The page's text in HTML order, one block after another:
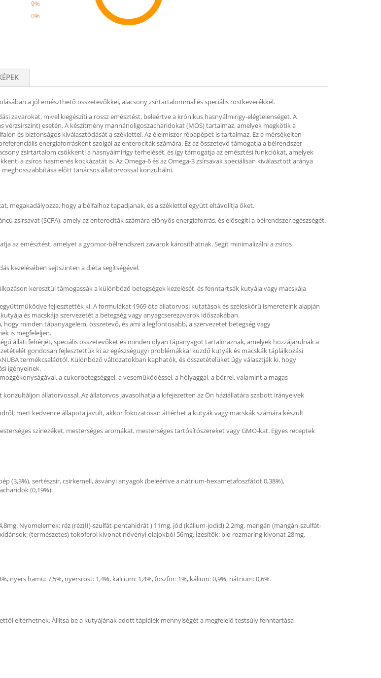
9%
0%
a jól emészthető összetevőkkel, alacsony zsírtartalommal és speciális rostkeverékkel.
zavarokat, mivel kiegészíti a rossz emésztést, beleértve a krónikus hasnyálmirigy-elégtelenséget. A
vérzsírszint) esetén. A készítmény mannánoligoszacharidokat (MOS) tartalmaz, amelyek megkötik a
és biztonságos kiválasztódását a széklettel. Az élelmiszer répapépet is tartalmaz. Ez a mérsékelten
energiaforrásként szolgál az enterociták számára. Ez az összetevő támogatja a bélrendszer
zsírtartalom csökkenti a hasnyálmirigy terhelését, és így támogatja az emésztési funkciókat, amelyek
a zsíros hasmenés kockázatát is. Az Omega-6 és az Omega-3 zsírsavak speciálisan kiválasztott aránya
előtt tanácsos állatorvossal konzultálni.
megakadályozza, hogy a bélfalhoz tapadjanak, és a széklettel együtt eltávolítja őket.
zsírsavat (SCFA), amely az enterociták számára előnyös energiaforrás, és elősegíti a bélrendszer egészségét.
az emésztést, amelyet a gyomor-bélrendszeri zavarok károsíthatnak. Segít minimalizálni a zsíros
kezelésében sejtszinten a diéta segítségével.
keresztül támogassák a különböző betegségek kezelését, és fenntartsák kutyája vagy macskája
fejlesztették ki. A formulákat 1969 óta állatorvosi kutatások és széleskörű ismereteink alapján
és macskája szervezetét a betegség vagy anyagcserezavarok időszakában.
minden tápanyagelem, összetevő, és ami a legfontosabb, a szervezetet betegség vagy
is megfeleljen.
állati fehérjét, speciális összetevőket és minden olyan tápanyagot tartalmaznak, amelyek hozzájárulnak a
gondosan fejlesztettük ki az egészségügyi problémákkal küzdő kutyák és macskák táplálkozási
termékcsaládtól. Különböző változatokban kaphatók, és összetételüket úgy választják ki, hogy
igényeinek.
a cukorbetegséggel, a veseműködéssel, a hólyaggal, a bőrrel, valamint a magas
állatorvossal. Az állatorvos javasolhatja a kifejezetten az Ön háziállatára szabott irányelvek
mert kedvence állapota javult, akkor fokozatosan áttérhet a kutyák vagy macskák számára készült
színezéket, mesterséges aromákat, mesterséges tartósítószereket vagy GMO-kat. Egyes receptek
(3,3%), sertészsír, csirkemell, ásványi anyagok (beleértve a nátrium-hexametafoszfátot 0,38%),
(0,19%).
Nyomelemek: réz (réz(II)-szulfát-pentahidrát ) 11mg, jód (kálium-jodid) 2,2mg, mangán (mangán-szulfát-
(természetes) tokoferol kivonat növényi olajokból 56mg. Ízesítők: bio rozmaring kivonat 28mg,
nyers hamu: 7,5%, nyersrost: 1,4%, kalcium: 1,4%, foszfor: 1%, kálium: 0,9%, nátrium: 0,6%.
eltérhetnek. Állítsa be a kutyájának adott táplálék mennyiségét a megfelelő testsúly fenntartása